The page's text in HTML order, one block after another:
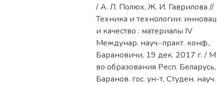
/ А. Л. Полюх, Ж. И. Гаврилова //
Техника и технологии:
и качество : материалы IV
Междунар. науч.-практ. конф.,
Барановичи, 19 дек. 2017 г. / М-
во образования Респ. Беларусь,
Баранов. гос. ун-т, Студен. науч.